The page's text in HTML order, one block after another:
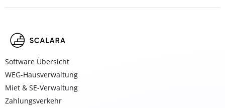
Software Übersicht
WEG-Hausverwaltung
Miet & SE-Verwaltung
Zahlungsverkehr